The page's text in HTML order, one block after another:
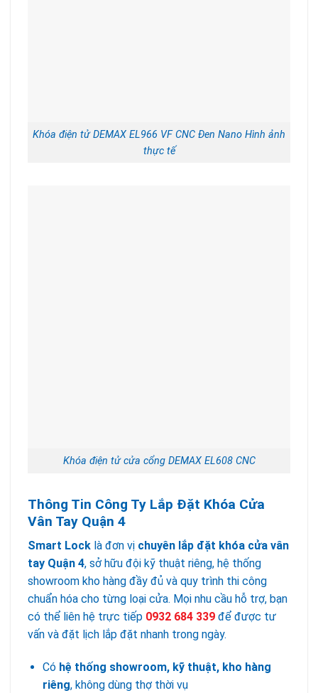
Khóa điện tử DEMAX EL966 VF CNC Đen Nano Hình ảnh
thực tế
Khóa điện tử cửa cổng DEMAX EL608 CNC
Thông Tin Công Ty Lắp Đặt Khóa Cửa
Vân Tay Quận 4
Smart Lock là đơn vị chuyên lắp đặt khóa cửa vân
tay Quận 4, sở hữu đội kỹ thuật riêng, hệ thống
showroom kho hàng đầy đủ và quy trình thi công
chuẩn hóa cho từng loại cửa. Mọi nhu cầu hỗ trợ, bạn
có thể liên hệ trực tiếp 0932 684 339 để được tư
vấn và đặt lịch lắp đặt nhanh trong ngày.
Có hệ thống showroom, kỹ thuật, kho hàng
riêng, không dùng thợ thời vụ